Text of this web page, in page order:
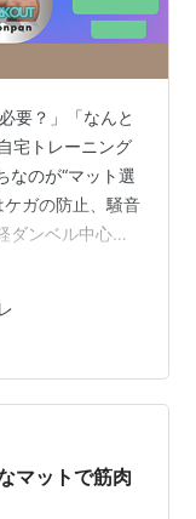
要？」「なんと
宅トレーニング
なのが“マット選
ガの防止、騒音
ダンベル中心の
敗しないマッ
もおすすめの
が必要な理由 ✔
クワット、ダン
リングや畳を傷
マットで筋肉